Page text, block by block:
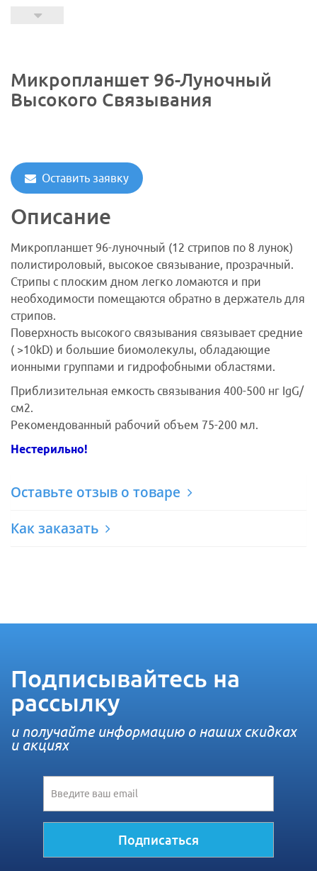
Микропланшет 96-Луночный
Высокого Связывания
Оставить заявку
Описание
Микропланшет 96-луночный (12 стрипов по 8 лунок)
полистироловый, высокое связывание, прозрачный.
Стрипы с плоским дном легко ломаются и при
необходимости помещаются обратно в держатель для
стрипов.
Поверхность высокого связывания связывает средние
( >10kD) и большие биомолекулы, обладающие
ионными группами и гидрофобными областями.
Приблизительная емкость связывания 400-500 нг IgG/
см2.
Рекомендованный рабочий объем 75-200 мл.
Нестерильно!
Оставьте отзыв о товаре
Как заказать
Подписывайтесь на
рассылку
и получайте информацию о наших скидках
и акциях
Подписаться